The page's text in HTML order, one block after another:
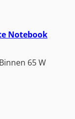
Notebook
65 W